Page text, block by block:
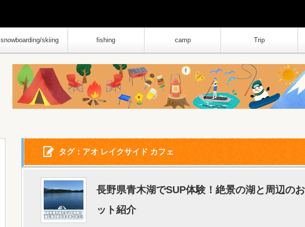
snowboarding/skiing fishing camp Trip
タグ：アオ レイクサイド カフェ
長野県青木湖でSUP体験！絶景の湖と周辺の
ット紹介